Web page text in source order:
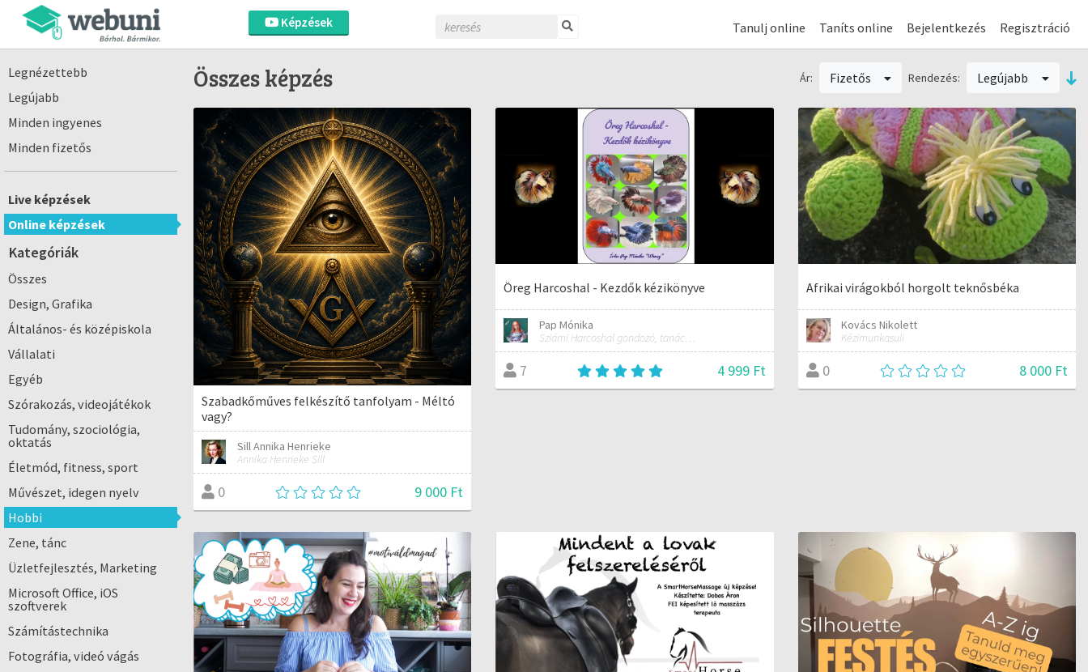
Képzések Tanulj online Taníts online Bejelentkezés Regisztráció
Legnézettebb
Legújabb
Minden ingyenes
Minden fizetős
Live képzések
Online képzések
Kategóriák
Összes
Design, Grafika
Általános- és középiskola
Vállalati
Egyéb
Szórakozás, videojátékok
Tudomány, szociológia,
oktatás
Életmód, fitness, sport
Művészet, idegen nyelv
Hobbi
Zene, tánc
Üzletfejlesztés, Marketing
Microsoft Office, iOS
szoftverek
Számítástechnika
Fotográfia, videó vágás
Összes képzés Ár: Fizetős Rendezés: Legújabb
Szabadkőműves felkészítő tanfolyam - Méltó
vagy?
Sill Annika Henrieke
Annika Henrieke Sill
0 9 000 Ft
Öreg Harcoshal - Kezdők kézikönyve
Pap Mónika
Sziámi Harcoshal gondozó, tanácsadó, kereskedő
7 4 999 Ft
Afrikai virágokból horgolt teknősbéka
Kovács Nikolett
Kézimunkasuli
0 8 000 Ft